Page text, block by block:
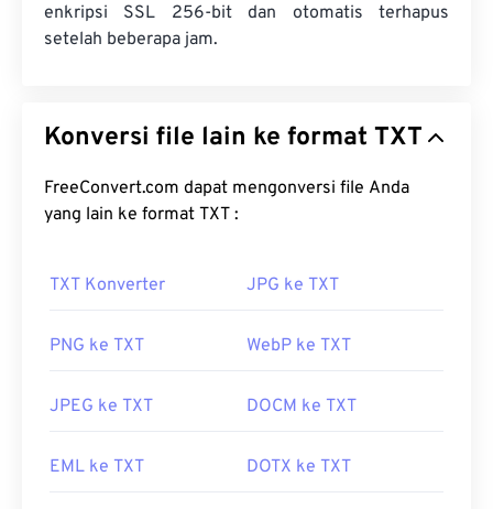
enkripsi SSL 256-bit dan otomatis terhapus
setelah beberapa jam.
Konversi file lain ke format TXT
FreeConvert.com dapat mengonversi file Anda
yang lain ke format TXT :
TXT Konverter JPG ke TXT
PNG ke TXT WebP ke TXT
JPEG ke TXT DOCM ke TXT
EML ke TXT DOTX ke TXT